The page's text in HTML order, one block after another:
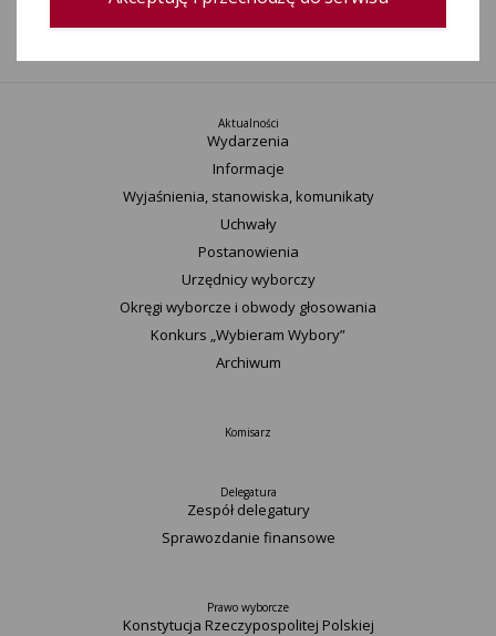
Aktualności
Wydarzenia
Informacje
Wyjaśnienia, stanowiska, komunikaty
Uchwały
Postanowienia
Urzędnicy wyborczy
Okręgi wyborcze i obwody głosowania
Konkurs „Wybieram Wybory”
Archiwum
Komisarz
Delegatura
Zespół delegatury
Sprawozdanie finansowe
Prawo wyborcze
Konstytucja Rzeczypospolitej Polskiej​